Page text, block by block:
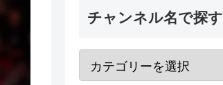
チャンネル名で探す